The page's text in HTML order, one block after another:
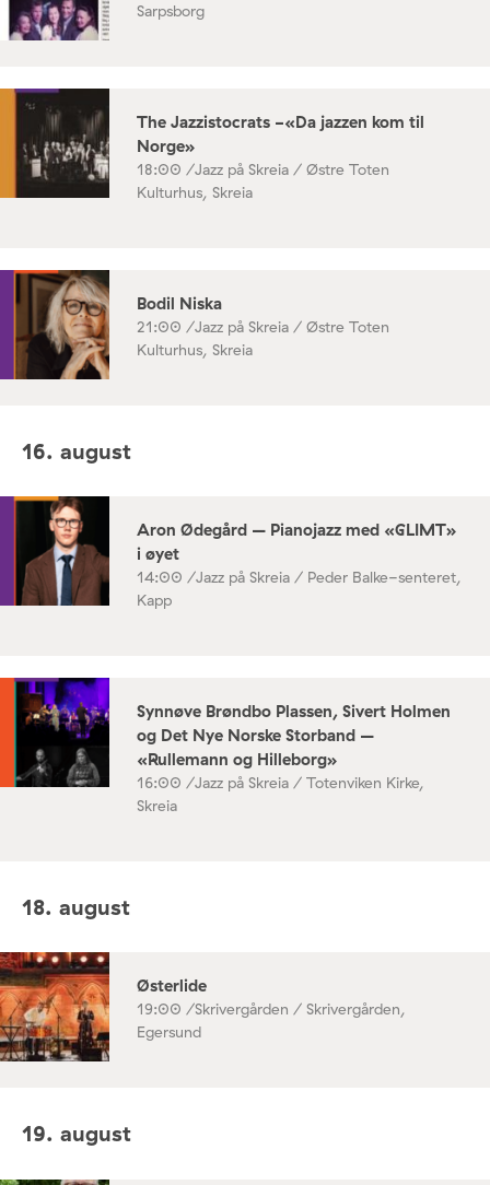
Sarpsborg
The Jazzistocrats -«Da jazzen kom til
Norge»
18:00 /Jazz på Skreia / Østre Toten
Kulturhus, Skreia
Bodil Niska
21:00 /Jazz på Skreia / Østre Toten
Kulturhus, Skreia
16. august
Aron Ødegård – Pianojazz med «GLIMT»
i øyet
14:00 /Jazz på Skreia / Peder Balke-senteret,
Kapp
Synnøve Brøndbo Plassen, Sivert Holmen
og Det Nye Norske Storband –
«Rullemann og Hilleborg»
16:00 /Jazz på Skreia / Totenviken Kirke,
Skreia
18. august
Østerlide
19:00 /Skrivergården / Skrivergården,
Egersund
19. august